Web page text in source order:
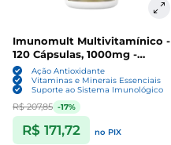
Imunomult Multivitamínico -
120 Cápsulas, 1000mg -
VitaforAção Antioxidante
Vitaminas e Minerais Essenciais
Suporte ao Sistema Imunológico
R$ 207,85 -17%
R$ 171,72 no PIX